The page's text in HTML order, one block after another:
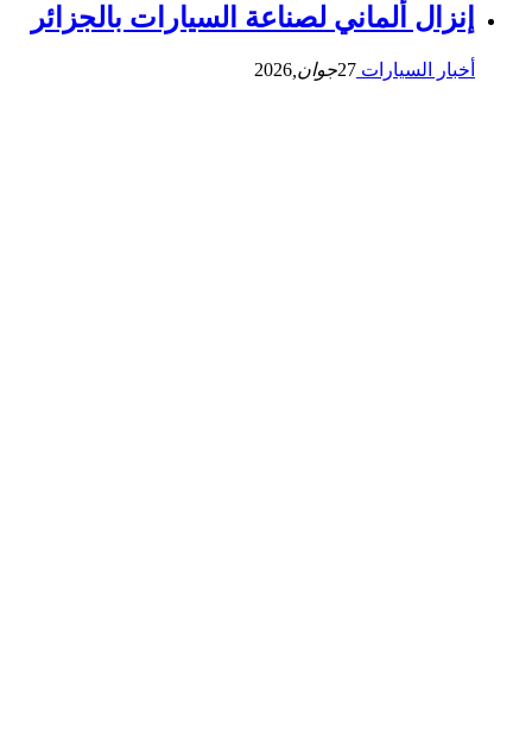
إنزال ألماني لصناعة السيارات بالجزائر
أخبار السيارات 27جوان, 2026